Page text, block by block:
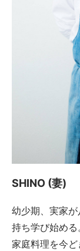
SHINO (妻)
幼少期、実家
持ち学び始める
家庭料理を今